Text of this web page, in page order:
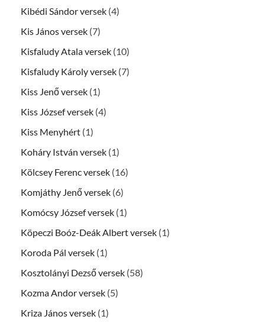
Kibédi Sándor versek (4)
Kis János versek (7)
Kisfaludy Atala versek (10)
Kisfaludy Károly versek (7)
Kiss Jenő versek (1)
Kiss József versek (4)
Kiss Menyhért (1)
Koháry István versek (1)
Kölcsey Ferenc versek (16)
Komjáthy Jenő versek (6)
Komócsy József versek (1)
Köpeczi Boóz-Deák Albert versek (1)
Koroda Pál versek (1)
Kosztolányi Dezső versek (58)
Kozma Andor versek (5)
Kriza János versek (1)